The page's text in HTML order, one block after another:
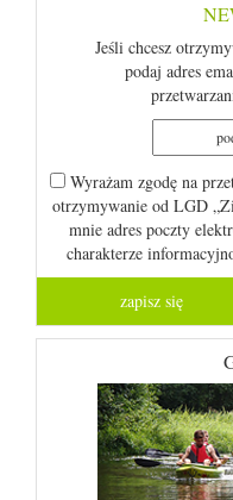
Jeśli chcesz
podaj adres
Wyrażam zgodę na
otrzymywanie od LGD
mnie adres poczty
charakterze